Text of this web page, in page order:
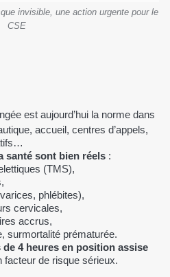
invisible, une action urgente pour le
CSE
est aujourd’hui la norme dans
accueil, centres d’appels,
santé sont bien réels :
(TMS),
phlébites),
cervicales,
accrus,
surmortalité prématurée.
de 4 heures en position assise
facteur de risque sérieux.